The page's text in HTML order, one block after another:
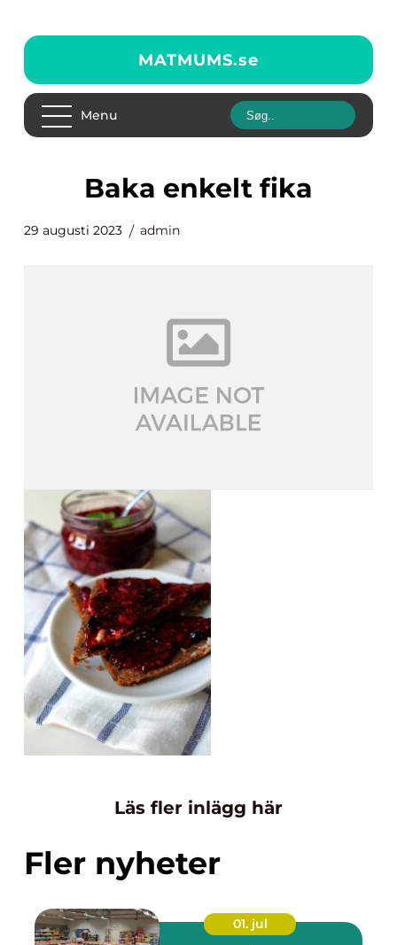
MATMUMS.se
Menu
baka enkelt fika
29 augusti 2023 admin
Läs fler inlägg här
Fler nyheter
01. jul